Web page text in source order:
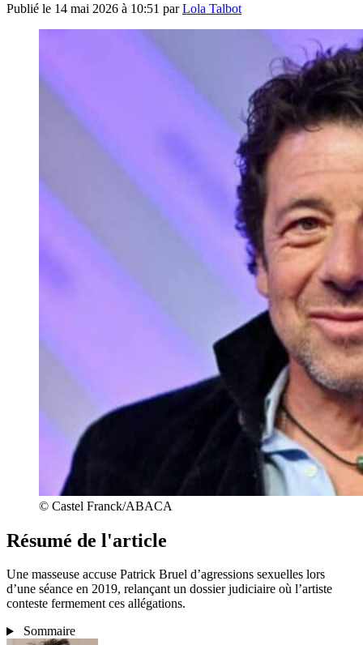
Publié le 14 mai 2026 à 10:51 parLola Talbot
© Castel Franck/ABACA
Résumé de l'article
Une masseuse accuse Patrick Bruel d’agressions sexuelles lors
d’une séance en 2019, relançant un dossier judiciaire où l’artiste
conteste fermement ces allégations.
Sommaire